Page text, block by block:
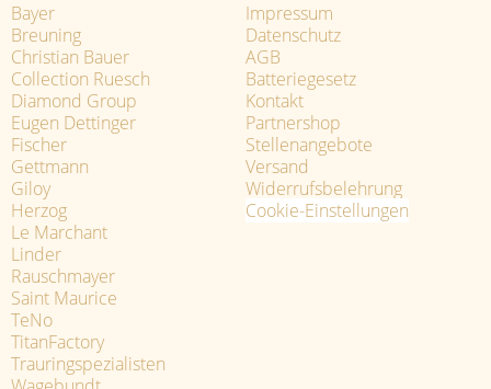
Bayer
Breuning
Christian Bauer
Collection Ruesch
Diamond Group
Eugen Dettinger
Fischer
Gettmann
Giloy
Herzog
Le Marchant
Linder
Rauschmayer
Saint Maurice
TeNo
TitanFactory
Trauringspezialisten
Impressum
Datenschutz
AGB
Batteriegesetz
Kontakt
Partnershop
Stellenangebote
Versand
Widerrufsbelehrung
Cookie-Einstellungen